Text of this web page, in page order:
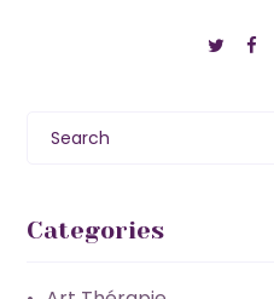
Search
Categories